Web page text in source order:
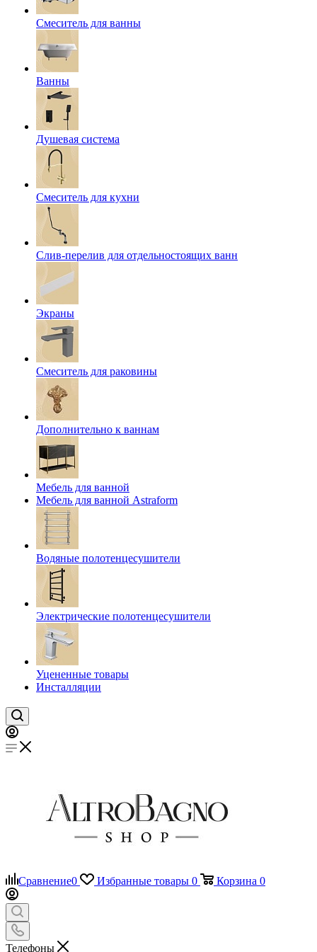
Смеситель для ванны
Ванны
Душевая система
Смеситель для кухни
Слив-перелив для отдельностоящих ванн
Экраны
Смеситель для раковины
Дополнительно к ваннам
Мебель для ванной
Мебель для ванной Astraform
Водяные полотенцесушители
Электрические полотенцесушители
Уцененные товары
Инсталляции
Сравнение0 Избранные товары 0 Корзина 0
Телефоны